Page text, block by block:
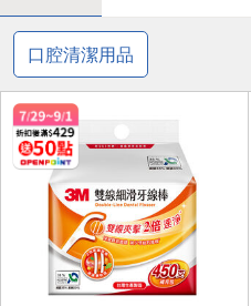
口腔清潔用品